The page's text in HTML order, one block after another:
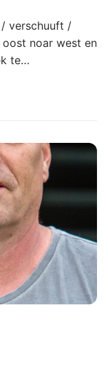
verschuuft /
noar west en
te…